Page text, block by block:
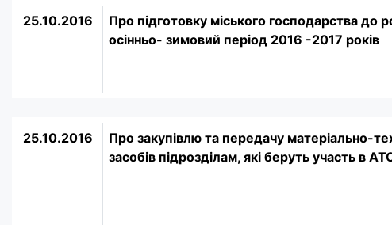
25.10.2016
Про підготовку міського господарства до
осінньо- зимовий період 2016 -2017 років
25.10.2016
Про закупівлю та передачу матеріально-
засобів підрозділам, які беруть участь в